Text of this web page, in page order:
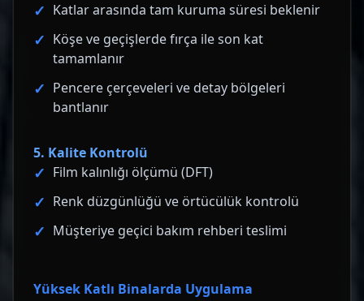
Katlar arasında tam kuruma süresi beklenir
Köşe ve geçişlerde fırça ile son kat
tamamlanır
Pencere çerçeveleri ve detay bölgeleri
bantlanır
5. Kalite Kontrolü
Film kalınlığı ölçümü (DFT)
Renk düzgünlüğü ve örtücülük kontrolü
Müşteriye geçici bakım rehberi teslimi
Yüksek Katlı Binalarda Uygulama